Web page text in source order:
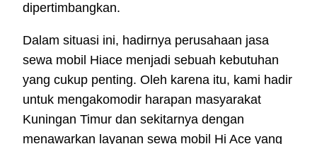
dipertimbangkan.
Dalam situasi ini, hadirnya perusahaan jasa
sewa mobil Hiace menjadi sebuah kebutuhan
yang cukup penting. Oleh karena itu, kami hadir
untuk mengakomodir harapan masyarakat
Kuningan Timur dan sekitarnya dengan
menawarkan layanan sewa mobil Hi Ace yang